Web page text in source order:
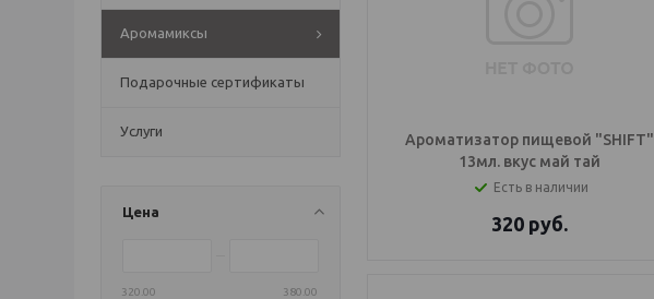
Аромамиксы
Подарочные сертификаты
Услуги
Цена
320.00 380.00
Ароматизатор пищевой "SHIFT"
13мл. вкус май тай
Есть в наличии
320 руб.